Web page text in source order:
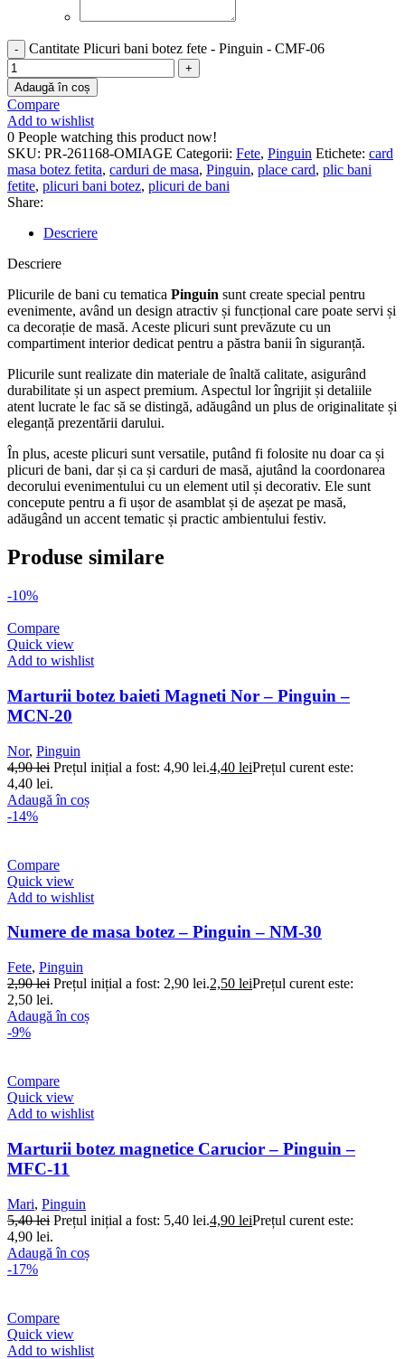
Cantitate Plicuri bani botez fete - Pinguin - CMF-06
Adaugă în coș
Compare
Add to wishlist
0 People watching this product now!
SKU: PR-261168-OMIAGE Categorii: Fete, Pinguin Etichete: card
masa botez fetita, carduri de masa, Pinguin, place card, plic bani
fetite, plicuri bani botez, plicuri de bani
Share:
Descriere
Descriere
Plicurile de bani cu tematica Pinguin sunt create special pentru
evenimente, având un design atractiv și funcțional care poate servi și
ca decorație de masă. Aceste plicuri sunt prevăzute cu un
compartiment interior dedicat pentru a păstra banii în siguranță.
Plicurile sunt realizate din materiale de înaltă calitate, asigurând
durabilitate și un aspect premium. Aspectul lor îngrijit și detaliile
atent lucrate le fac să se distingă, adăugând un plus de originalitate și
eleganță prezentării darului.
În plus, aceste plicuri sunt versatile, putând fi folosite nu doar ca și
plicuri de bani, dar și ca și carduri de masă, ajutând la coordonarea
decorului evenimentului cu un element util și decorativ. Ele sunt
concepute pentru a fi ușor de asamblat și de așezat pe masă,
adăugând un accent tematic și practic ambientului festiv.
Produse similare
-10%
Compare
Quick view
Add to wishlist
Marturii botez baieti Magneti Nor – Pinguin –
MCN-20
Nor, Pinguin
4,90lei Prețul inițial a fost: 4,90 lei.4,40 leiPrețul curent este:
4,40 lei.
Adaugă în coș
-14%
Compare
Quick view
Add to wishlist
Numere de masa botez – Pinguin – NM-30
Fete, Pinguin
2,90lei Prețul inițial a fost: 2,90 lei.2,50 leiPrețul curent este:
2,50 lei.
Adaugă în coș
-9%
Compare
Quick view
Add to wishlist
Marturii botez magnetice Carucior – Pinguin –
MFC-11
Mari, Pinguin
5,40lei Prețul inițial a fost: 5,40 lei.4,90 leiPrețul curent este:
4,90 lei.
Adaugă în coș
-17%
Compare
Quick view
Add to wishlist